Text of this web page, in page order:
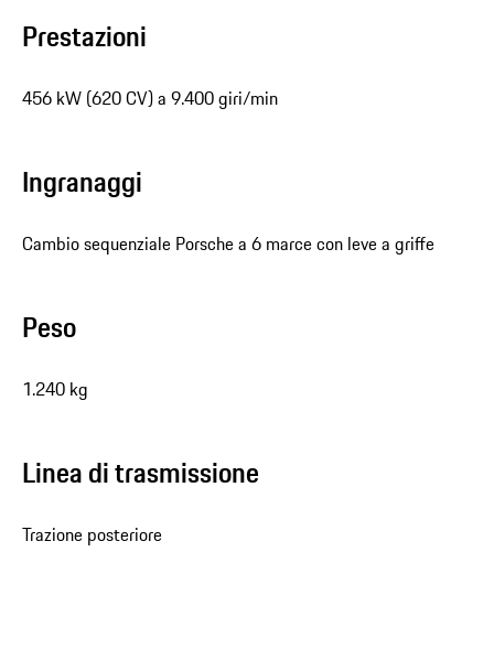
Prestazioni
456 kW (620 CV) a 9.400 giri/min
Ingranaggi
Cambio sequenziale Porsche a 6 marce con leve a griffe
Peso
1.240 kg
Linea di trasmissione
Trazione posteriore